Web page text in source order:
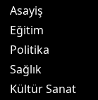
Asayiş
Eğitim
Politika
Sağlık
Kültür Sanat